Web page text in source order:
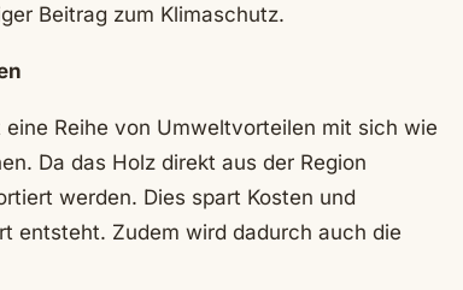
Beitrag zum Klimaschutz.
Reihe von Umweltvorteilen mit sich wie
Da das Holz direkt aus der Region
werden. Dies spart Kosten und
entsteht. Zudem wird dadurch auch die